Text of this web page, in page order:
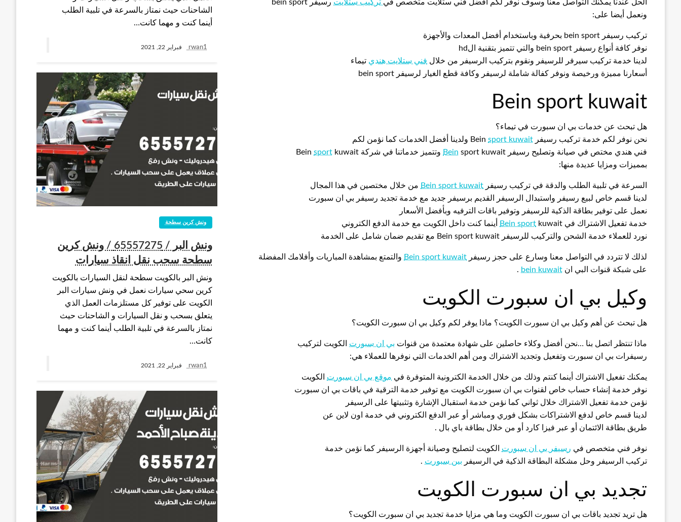
الحل عندنا يمكنك التواصل معنا وسوف نوفر لكم أفضل فني ستلايت متخصص في تركيب ستلايت
رسيفر bein sport
ونعمل أيضا على:
تركيب رسيفر bein sport بحرفية وباستخدام أفضل المعدات والأجهزة
نوفر كافة أنواع رسيفر bein sport والتي تتميز بتقنية الhd
لدينا خدمة تركيب سيرفر للرسيفر ونقوم بتركيب الرسيفر من خلال فني ستلايت هندي تيماء
أسعارنا مميزة ورخيصة ونوفر كفالة شاملة لرسيفر وكافة قطع الغيار لرسيفر bein sport
Bein sport kuwait
هل تبحث عن خدمات بي ان سبورت في تيماء؟
نحن نوفر لكم خدمة تركيب رسيفر Bein sport kuwait
ولدينا أفضل الخدمات كما نؤمن لكم
فني هندي مختص في صيانة وتصليح رسيفر
Bein sport kuwait وتتميز خدماتنا في شركة Bein sport kuwait
بمميزات ومزايا عديدة منها:
السرعة في تلبية الطلب والدقة في تركيب رسيفر Bein sport kuwait من خلال مختصين في هذا المجال
لدينا قسم خاص لبيع رسيفر واستبدال الرسيفر القديم برسيفر جديد مع خدمة تجديد رسيفر بي ان سبورت
نعمل على توفير بطاقة الذكية للرسيفر وتوفير باقات الترفيه وبأفضل الأسعار
خدمة تفعيل الاشتراك في
Bein sport kuwait أينما كنت داخل الكويت مع خدمة الدفع الكتروني
نورد للعملاء خدمة الشحن والتركيب للرسيفر Bein sport kuwait مع تقديم ضمان شامل على الخدمة
لذلك لا تتردد في التواصل معنا وسارع على حجز رسيفر Bein sport kuwait والتمتع بمشاهدة المباريات وأفلامك المفضلة
على شبكة قنوات البي ان bein kuwait
.
وكيل بي ان سبورت الكويت
هل تبحث عن أهم وكيل بي ان سبورت الكويت؟ ماذا يوفر لكم وكيل بي ان سبورت الكويت؟
ماذا تنتظر اتصل بنا …نحن أفضل وكلاء حاصلين على شهادة معتمدة من قنوات بي ان سبورت الكويت لتركيب
رسيفرات بي ان سبورت وتفعيل وتجديد الاشتراك ومن أهم الخدمات التي نوفرها للعملاء هي:
يمكنك تفعيل الاشتراك أينما كنتم وذلك من خلال الخدمة الكترونية المتوفرة في موقع بي ان سبورت الكويت
نوفر خدمة إنشاء حساب خاص لقنوات بي ان سبورت الكويت مع توفير خدمة الترقية في باقات بي ان سبورت
نؤمن خدمة تفعيل الاشتراك خلال ثواني كما نؤمن خدمة استقبال الإشارة وتثبيتها على الرسيفر
لدينا قسم خاص لدفع الاشتراكات بشكل فوري ومباشر أو عبر الدفع الكتروني في خدمة اون لاين عن
طريق بطاقة الائتمان أو عبر فيزا كارد أو من خلال بطاقة باي بال .
نوفر فني متخصص في رسيفر بي ان سبورت الكويت لتصليح وصيانة أجهزة الرسيفر كما نؤمن خدمة
تركيب الرسيفر وحل مشكلة البطاقة الذكية في الرسيفر بين سبورت .
تجديد بي ان سبورت الكويت
هل تريد تجديد باقات بي ان سبورت الكويت وما هي مزايا خدمة تجديد بي ان سبورت الكويت؟
الشاحنات حيث نمتاز بالسرعة في تلبية الطلب
أينما كنت و مهما كانت…
rwan1 فبراير 22, 2021
ونش كرين سطحة
ونش البر / 65557275 / ونش كرين
سطحة سحب نقل انقاذ سيارات
ونش البر بالكويت سطحة لنقل السيارات بالكويت
كرين سحي سيارات نعمل في ونش سيارات البر
الكويت على توفير كل مستلزمات العمل الذي
يتعلق بسحب و نقل السيارات و الشاحنات حيث
نمتاز بالسرعة في تلبية الطلب أينما كنت و مهما
كانت…
rwan1 فبراير 22, 2021